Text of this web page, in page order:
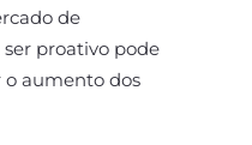
de
proativo pode
o aumento dos